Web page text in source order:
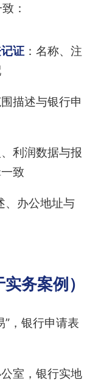
：
证：名称、注
围描述与银行申
利润数据与报
致
、办公地址与
务案例）
”，银行申请表
室，银行实地